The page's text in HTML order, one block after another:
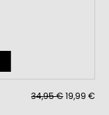
34,95 €19,99 €